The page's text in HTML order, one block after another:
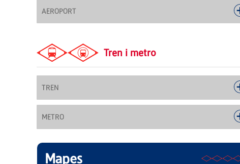
AEROPORT
Tren i metro
TREN
METRO
Mapes